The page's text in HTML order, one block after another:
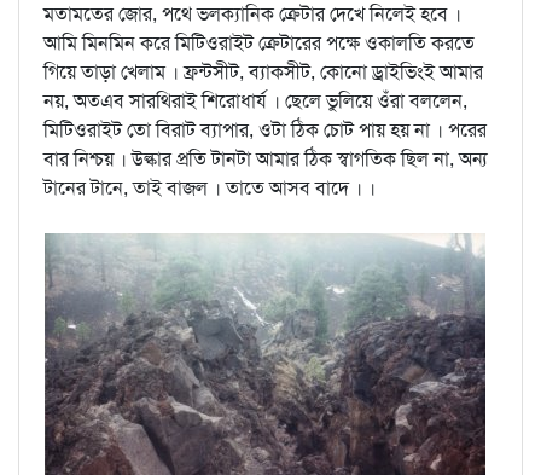
মতামতের জোর, পথে ভলক্যানিক ক্রেটার দেখে নিলেই হবে ।
আমি মিনমিন করে মিটিওরাইট ক্রেটারের পক্ষে ওকালতি করতে
গিয়ে তাড়া খেলাম । ফ্রন্টসীট, ব্যাকসীট, কোনো ড্রাইভিংই আমার
নয়, অতএব সারথিরাই শিরোধার্য । ছেলে ভুলিয়ে ওঁরা বললেন,
মিটিওরাইট তো বিরাট ব্যাপার, ওটা ঠিক চোট পায় হয় না । পরের
বার নিশ্চয় । উল্কার প্রতি টানটা আমার ঠিক স্বাগতিক ছিল না, অন্য
টানের টানে, তাই বাজল । তাতে আসব বাদে । ।